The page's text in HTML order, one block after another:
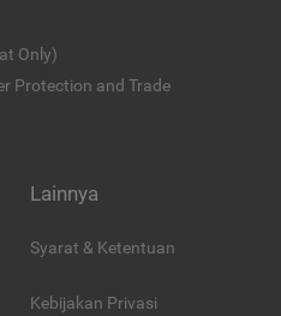
Only)
Protection and Trade
Lainnya
Syarat & Ketentuan
Kebijakan Privasi